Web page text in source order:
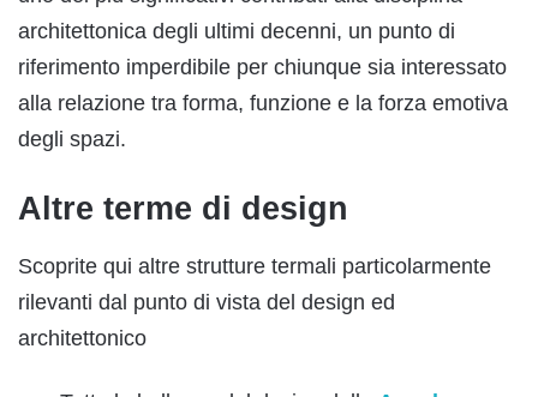
architettonica degli ultimi decenni, un punto di
riferimento imperdibile per chiunque sia interessato
alla relazione tra forma, funzione e la forza emotiva
degli spazi.
Altre terme di design
Scoprite qui altre strutture termali particolarmente
rilevanti dal punto di vista del design ed
architettonico